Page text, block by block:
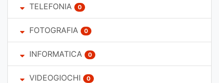
TELEFONIA 0
FOTOGRAFIA 0
INFORMATICA 0
VIDEOGIOCHI 0